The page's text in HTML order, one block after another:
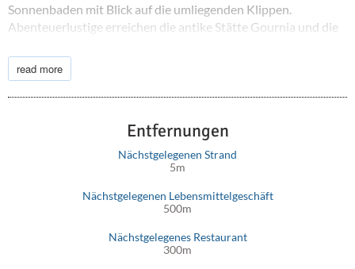
Sonnenbaden mit Blick auf die umliegenden Klippen.
Abenteuerlustige erreichen die antike Stätte Gournia und die
Flughafen Heraklion ist etwa 90 Autominuten entfernt und
verbindet Sie bequem mit diesem Küstenparadies.
Almyriki Villa zu erleben. Buchen Sie noch heute Ihren
read more
Entfernungen
Nächstgelegenen Strand
5m
Nächstgelegenen Lebensmittelgeschäft
500m
Nächstgelegenes Restaurant
300m